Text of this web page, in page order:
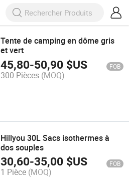
Tente de camping en dôme gris
et vert
45,80-50,90 $US FOB
300 Pièces (MOQ)
Hillyou 30L Sacs isothermes à
dos souples
30,60-35,00 $US FOB
1 Pièce (MOQ)